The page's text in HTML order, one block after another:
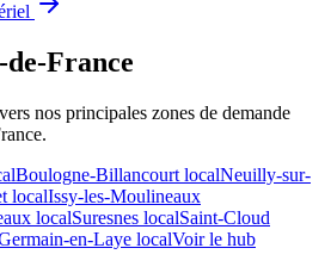
France
nos principales zones de demande
Boulogne-Billancourt localNeuilly-sur-
localIssy-les-Moulineaux
localSuresnes localSaint-Cloud
en-Laye localVoir le hub